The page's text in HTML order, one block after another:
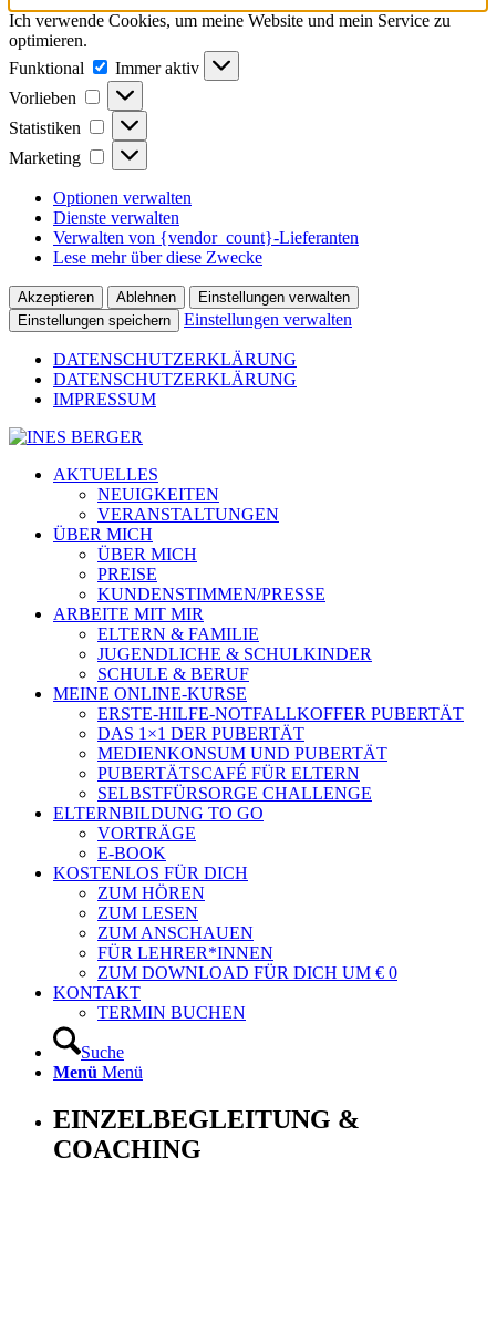
Ich verwende Cookies, um meine Website und mein Service zu
optimieren.
Funktional
Funktional
Immer aktiv
Vorlieben
Vorlieben
Statistiken Statistiken
Marketing Marketing
Optionen verwalten
Dienste verwalten
Verwalten von {vendor_count}-Lieferanten
Lese mehr über diese Zwecke
Akzeptieren Ablehnen
Einstellungen verwalten
Einstellungen speichern
Einstellungen verwalten
DATENSCHUTZERKLÄRUNG
DATENSCHUTZERKLÄRUNG
IMPRESSUM
AKTUELLES
NEUIGKEITEN
VERANSTALTUNGEN
ÜBER MICH
ÜBER MICH
PREISE
KUNDENSTIMMEN/PRESSE
ARBEITE MIT MIR
ELTERN & FAMILIE
JUGENDLICHE & SCHULKINDER
SCHULE & BERUF
MEINE ONLINE-KURSE
ERSTE-HILFE-NOTFALLKOFFER PUBERTÄT
DAS 1×1 DER PUBERTÄT
MEDIENKONSUM UND PUBERTÄT
PUBERTÄTSCAFÉ FÜR ELTERN
SELBSTFÜRSORGE CHALLENGE
ELTERNBILDUNG TO GO
VORTRÄGE
E-BOOK
KOSTENLOS FÜR DICH
ZUM HÖREN
ZUM LESEN
ZUM ANSCHAUEN
FÜR LEHRER*INNEN
ZUM DOWNLOAD FÜR DICH UM € 0
KONTAKT
TERMIN BUCHEN
Suche
Menü Menü
EINZELBEGLEITUNG &
COACHING